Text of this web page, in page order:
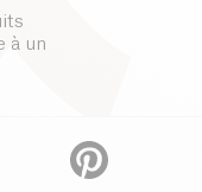
à un